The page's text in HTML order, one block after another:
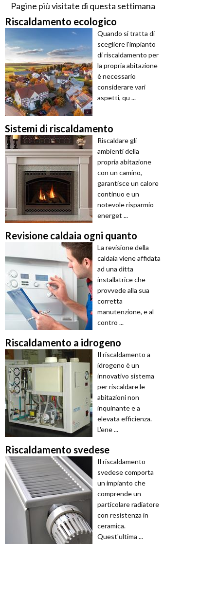
Pagine più visitate di questa settimana
Riscaldamento ecologico
Quando si tratta di
scegliere l'impianto
di riscaldamento per
la propria abitazione
è necessario
considerare vari
aspetti, qu ...
Sistemi di riscaldamento
Riscaldare gli
ambienti della
propria abitazione
con un camino,
garantisce un calore
continuo e un
notevole risparmio
energet ...
Revisione caldaia ogni quanto
La revisione della
caldaia viene affidata
ad una ditta
installatrice che
provvede alla sua
corretta
manutenzione, e al
contro ...
Riscaldamento a idrogeno
Il riscaldamento a
idrogeno è un
innovativo sistema
per riscaldare le
abitazioni non
inquinante e a
elevata efficienza.
L'ene ...
Riscaldamento svedese
Il riscaldamento
svedese comporta
un impianto che
comprende un
particolare radiatore
con resistenza in
ceramica.
Quest'ultima ...